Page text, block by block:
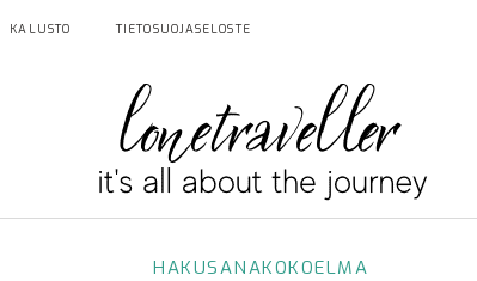
KALUSTO TIETOSUOJASELOSTE
HAKUSANAKOKOELMA